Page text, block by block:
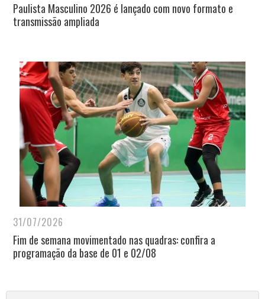
Paulista Masculino 2026 é lançado com novo formato e
transmissão ampliada
31/07/2026
Fim de semana movimentado nas quadras: confira a
programação da base de 01 e 02/08